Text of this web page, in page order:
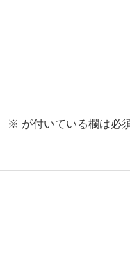
※ が付いている欄は必